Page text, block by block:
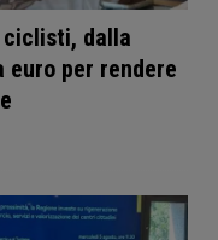
ciclisti, dalla
euro per rendere